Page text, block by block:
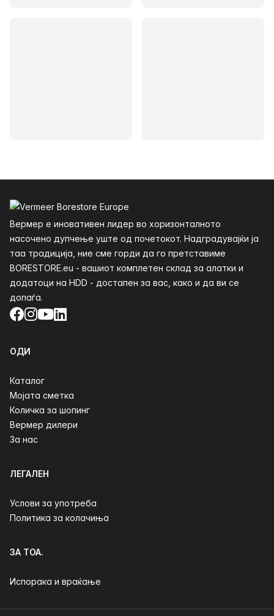
Вермер е иновативен лидер во хоризонталното
насочено дупчење уште од почетокот. Надградувајќи ја
таа традиција, ние сме горди да го претставиме
BORESTORE.eu - вашиот комплетен склад за алатки и
додатоци на HDD - достапен за вас, како и да ви се
допаѓа.
Facebook
Instagram
YouTube
LinkedIn
ОДИ
Каталог
Мојата сметка
Количка за шопинг
Вермер дилери
За нас
ЛЕГАЛЕН
Услови за употреба
Политика за колачиња
ЗА ТОА.
Испорака и враќање